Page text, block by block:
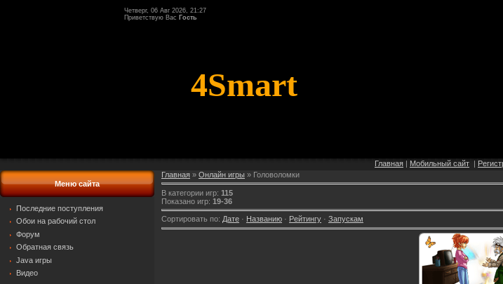
Четверг, 06 Авг 2026, 21:27
Приветствую Вас Гость
4Smart
Главная | Мобильный сайт |
Меню сайта
Последние поступления
Обои на рабочий стол
Форум
Обратная связь
Java игры
Видео
Главная » Онлайн игры » Головоломки
В категории игр: 115
Показано игр: 19-36
Сортировать по: Дате · Названию · Рейтингу · Запускам